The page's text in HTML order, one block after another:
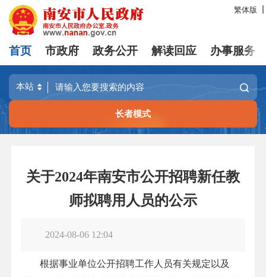
繁体版
首页 市政府 政务公开 解读回应 办事服务
长者模式
关于2024年南安市公开招聘新任教
师拟聘用人员的公示
2024-08-06 12:04
根据事业单位公开招聘工作人员有关规定以及